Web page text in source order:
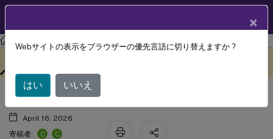
Citrix Endpoint Management
デバイス管理からAndroid Enterprise
への移行
April 16, 2026
寄稿者:
C C
×
Webサイトの表示をブラウザーの優先言語に切り替えますか ?
はい いいえ